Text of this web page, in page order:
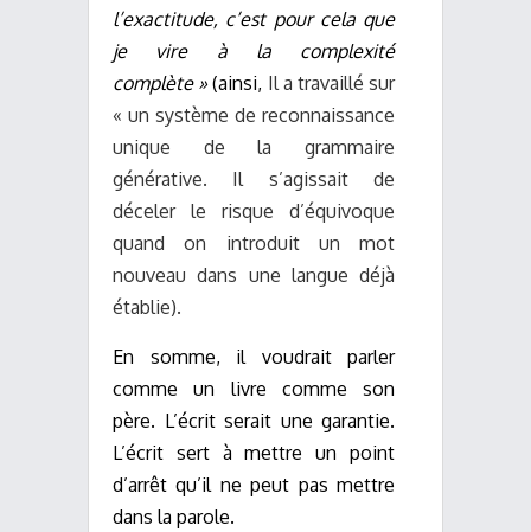
l’exactitude, c’est pour cela que
je vire à la complexité
complète »(ainsi, Il a travaillé sur
« un système de reconnaissance
unique de la grammaire
générative. Il s’agissait de
déceler le risque d’équivoque
quand on introduit un mot
nouveau dans une langue déjà
établie).
En somme, il voudrait parler
comme un livre comme son
père. L’écrit serait une garantie.
L’écrit sert à mettre un point
d’arrêt qu’il ne peut pas mettre
dans la parole.